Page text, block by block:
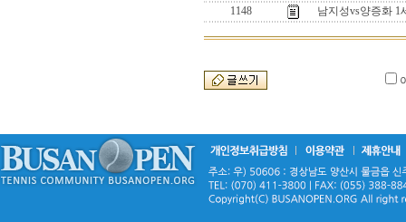
1148
남지성vs양증화 1